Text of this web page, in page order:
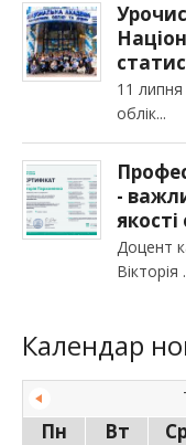
11 липня
облік
-
якості
Доцент
Вікторія
Календар
Пн
Вт